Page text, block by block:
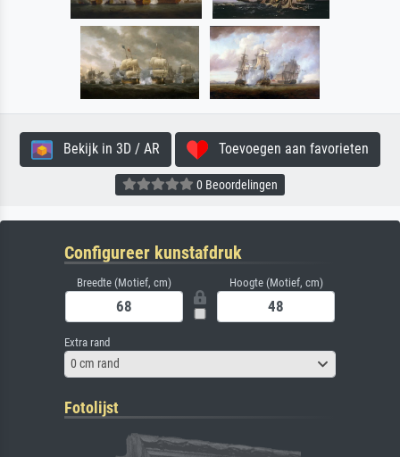
Bekijk in 3D / AR Toevoegen aan favorieten
0 Beoordelingen
Configureer kunstafdruk
Breedte (Motief, cm) Hoogte (Motief, cm)
Extra rand
0 cm rand
Fotolijst